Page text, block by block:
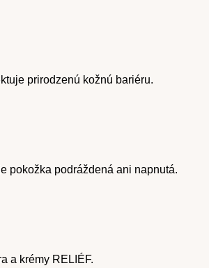
prirodzenú kožnú bariéru.
pokožka podráždená ani napnutá.
a krémy RELIÉF.